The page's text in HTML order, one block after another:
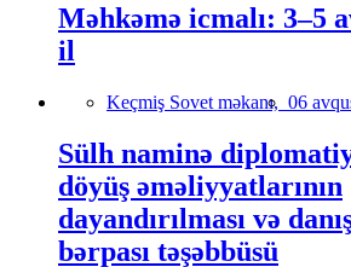
Məhkəmə icmalı: 3–5
il
Keçmiş Sovet məkanı, 06
Sülh naminə
döyüş əməliyyatlarının
dayandırılması və
bərpası təşəbbüsü